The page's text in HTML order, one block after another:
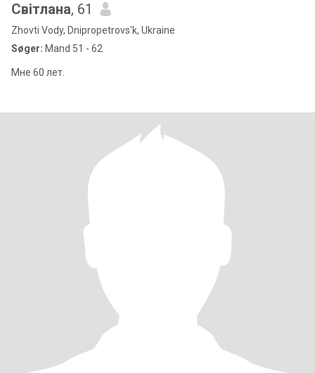
Світлана, 61
Zhovti Vody, Dnipropetrovs'k, Ukraine
Søger: Mand 51 - 62
Мне 60 лет.